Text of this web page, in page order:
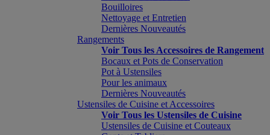
Bouilloires
Nettoyage et Entretien
Dernières Nouveautés
Rangements
Voir Tous les Accessoires de Rangement
Bocaux et Pots de Conservation
Pot à Ustensiles
Pour les animaux
Dernières Nouveautés
Ustensiles de Cuisine et Accessoires
Voir Tous les Ustensiles de Cuisine
Ustensiles de Cuisine et Couteaux